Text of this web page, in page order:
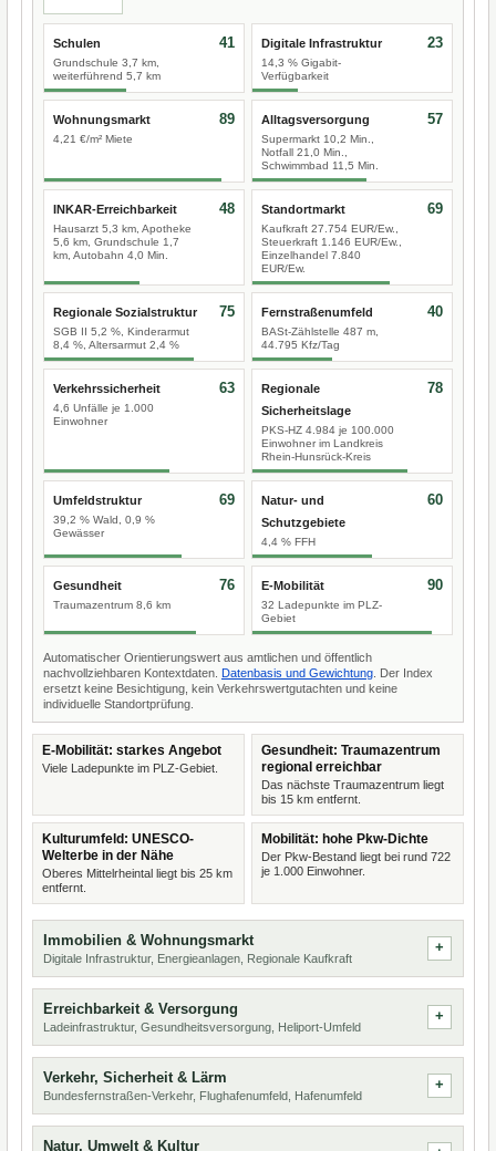
Schulen
Grundschule 3,7 km,
weiterführend 5,7 km
41 Digitale Infrastruktur
14,3 % Gigabit-
Verfügbarkeit
23
Wohnungsmarkt
4,21 €/m² Miete
89 Alltagsversorgung
Supermarkt 10,2 Min.,
Notfall 21,0 Min.,
Schwimmbad 11,5 Min.
57
INKAR-Erreichbarkeit
Hausarzt 5,3 km, Apotheke
5,6 km, Grundschule 1,7
km, Autobahn 4,0 Min.
48 Standortmarkt
Kaufkraft 27.754 EUR/Ew.,
Steuerkraft 1.146 EUR/Ew.,
Einzelhandel 7.840
EUR/Ew.
69
Regionale Sozialstruktur
SGB II 5,2 %, Kinderarmut
8,4 %, Altersarmut 2,4 %
75 Fernstraßenumfeld
BASt-Zählstelle 487 m,
44.795 Kfz/Tag
40
Verkehrssicherheit
4,6 Unfälle je 1.000
Einwohner
63
Regionale
Sicherheitslage
PKS-HZ 4.984 je 100.000
Einwohner im Landkreis
Rhein-Hunsrück-Kreis
78
Umfeldstruktur
39,2 % Wald, 0,9 %
Gewässer
69
Natur- und
Schutzgebiete
4,4 % FFH
60
Gesundheit
Traumazentrum 8,6 km
76 E-Mobilität
32 Ladepunkte im PLZ-
Gebiet
90
Automatischer Orientierungswert aus amtlichen und öffentlich
nachvollziehbaren Kontextdaten. Datenbasis und Gewichtung . Der Index
ersetzt keine Besichtigung, kein Verkehrswertgutachten und keine
individuelle Standortprüfung.
E-Mobilität: starkes Angebot
Viele Ladepunkte im PLZ-Gebiet.
Gesundheit: Traumazentrum
regional erreichbar
Das nächste Traumazentrum liegt
bis 15 km entfernt.
Kulturumfeld: UNESCO-
Welterbe in der Nähe
Oberes Mittelrheintal liegt bis 25 km
entfernt.
Mobilität: hohe Pkw-Dichte
Der Pkw-Bestand liegt bei rund 722
je 1.000 Einwohner.
Immobilien & Wohnungsmarkt
Digitale Infrastruktur, Energieanlagen, Regionale Kaufkraft
Erreichbarkeit & Versorgung
Ladeinfrastruktur, Gesundheitsversorgung, Heliport-Umfeld
Verkehr, Sicherheit & Lärm
Bundesfernstraßen-Verkehr, Flughafenumfeld, Hafenumfeld
Natur, Umwelt & Kultur